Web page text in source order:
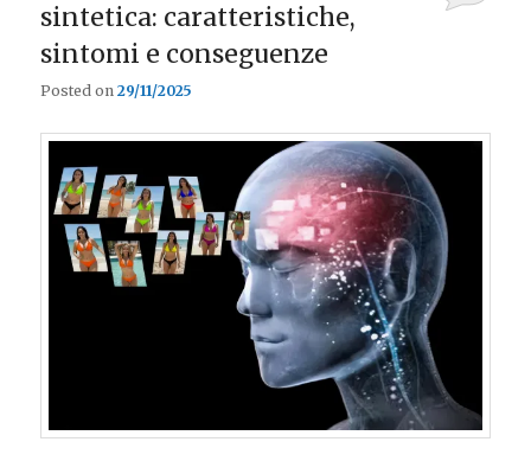
sintetica: caratteristiche,
sintomi e conseguenze
Posted on29/11/2025